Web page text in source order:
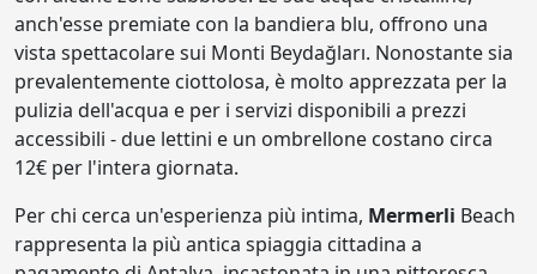
anch'esse premiate con la bandiera blu, offrono una
vista spettacolare sui Monti Beydağları. Nonostante sia
prevalentemente ciottolosa, è molto apprezzata per la
pulizia dell'acqua e per i servizi disponibili a prezzi
accessibili - due lettini e un ombrellone costano circa
12€ per l'intera giornata.
Per chi cerca un'esperienza più intima, Mermerli Beach
rappresenta la più antica spiaggia cittadina a